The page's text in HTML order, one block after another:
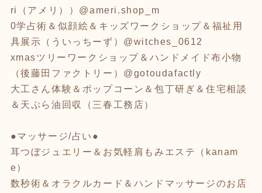
ri（アメリ））@ameri.shop_m
0学占術＆似顔絵＆キッズワークショップ＆福祉用
具展示（ういっちーず）@witches_0612
xmasツリーワークショップ＆ハンドメイド布小物
（後藤田ファクトリー）@gotoudafactly
大工さん体験＆ポップコーン＆包丁研ぎ＆住宅相談
＆天ぷら油回収（三春工務店）
●マッサージ/占い●
耳つぼジュエリー＆お気軽肩もみエステ（kanam
e）
数秒術＆オラクルカード＆ハンドマッサージのお店